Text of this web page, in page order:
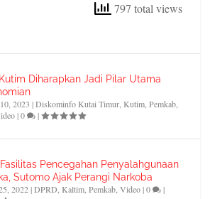
797 total views
Diharapkan Jadi Pilar Utama
2023 |Diskominfo Kutai Timur ,Kutim ,Pemkab
|0 |
Pencegahan Penyalahgunaan
Sutomo Ajak Perangi Narkoba
2022|DPRD ,Kaltim ,Pemkab ,Video|0 |